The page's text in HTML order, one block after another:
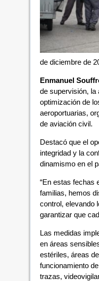
de diciembre de
Enmanuel
de supervisión, la
optimización de
aeroportuarias,
de aviación civil.
Destacó que el
integridad y la
dinamismo en el
“En estas fechas
familias, hemos
control, elevando
garantizar que
Las medidas
en áreas
estériles, áreas
funcionamiento
trazas,